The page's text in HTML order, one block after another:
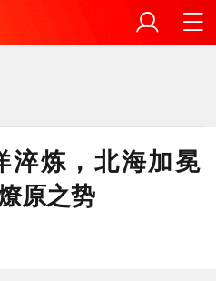
炼，北海加冕
原之势